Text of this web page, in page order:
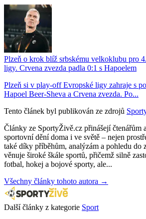
Plzeň o krok blíž srbskému velkoklubu pro
ligy. Crvena zvezda padla 0:1 s Hapoelem
Plzeň si v play-off Evropské ligy zahraje s
Hapoel Beer-Sheva a Crvena zvezda. Po...
Tento článek byl publikován ze zdrojů
Články ze SportyŽivě.cz přinášejí čtenářům
sportovní dění doma i ve světě – nejen
také díky příběhům, analýzám a pohledu do
věnuje široké škále sportů, přičemž silně
fotbal, hokej a bojové sporty, ale...
Všechny články tohoto autora →
Další články z kategorie Sport